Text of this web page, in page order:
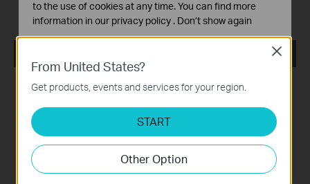
Note:
Fixed related bugs
Taal:Meertalig
Bestandsgrootte:3.95 MB
Besturingssysteem: Mac OS 12.5
From United States?
Get products, events and services for your region.
START
Other Option
Close
to the use of cookies at any time. You can find more
information in our privacy policy . Don’t show again
Deze cookies zijn noodzakelijk voor de werking van de
website en kunnen niet worden uitgeschakeld.
Cookies voor analyse geven ons de mogelijkheid uw
activiteiten op onze website te volgen en zo de
functionaliteit van de website aan te passen en te
verbeteren.
Marketing cookies kunnen op onze website worden